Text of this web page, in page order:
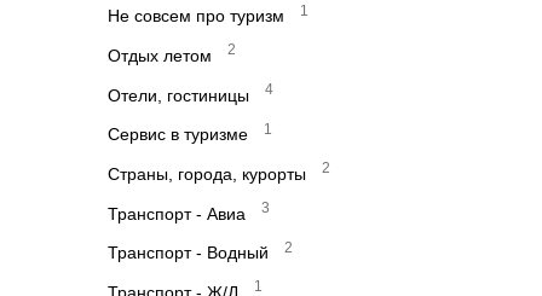
Не совсем про туризм 1
Отдых летом 2
Отели, гостиницы 4
Сервис в туризме 1
Страны, города, курорты 2
Транспорт - Авиа 3
Транспорт - Водный 2
1